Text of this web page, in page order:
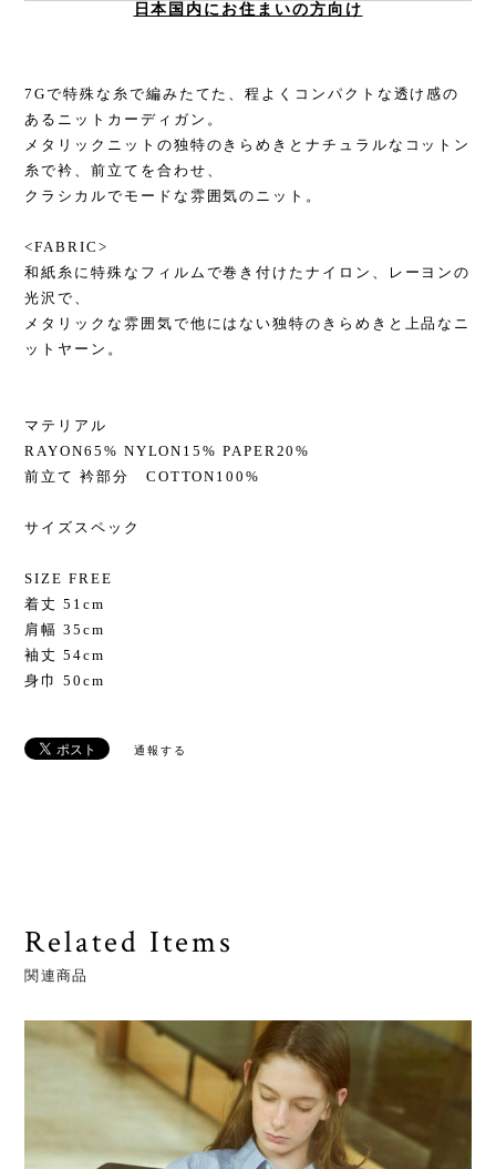
日本国内にお住まいの方向け
7Gで特殊な糸で編みたてた、程よくコンパクトな透け感の
あるニットカーディガン。
メタリックニットの独特のきらめきとナチュラルなコットン
糸で衿、前立てを合わせ、
クラシカルでモードな雰囲気のニット。
<FABRIC>
和紙糸に特殊なフィルムで巻き付けたナイロン、レーヨンの
光沢で、
メタリックな雰囲気で他にはない独特のきらめきと上品なニ
ットヤーン。
マテリアル
RAYON65% NYLON15% PAPER20%
前立て 衿部分 COTTON100%
サイズスペック
SIZE FREE
着丈 51cm
肩幅 35cm
袖丈 54cm
身巾 50cm
通報する
Related Items
関連商品